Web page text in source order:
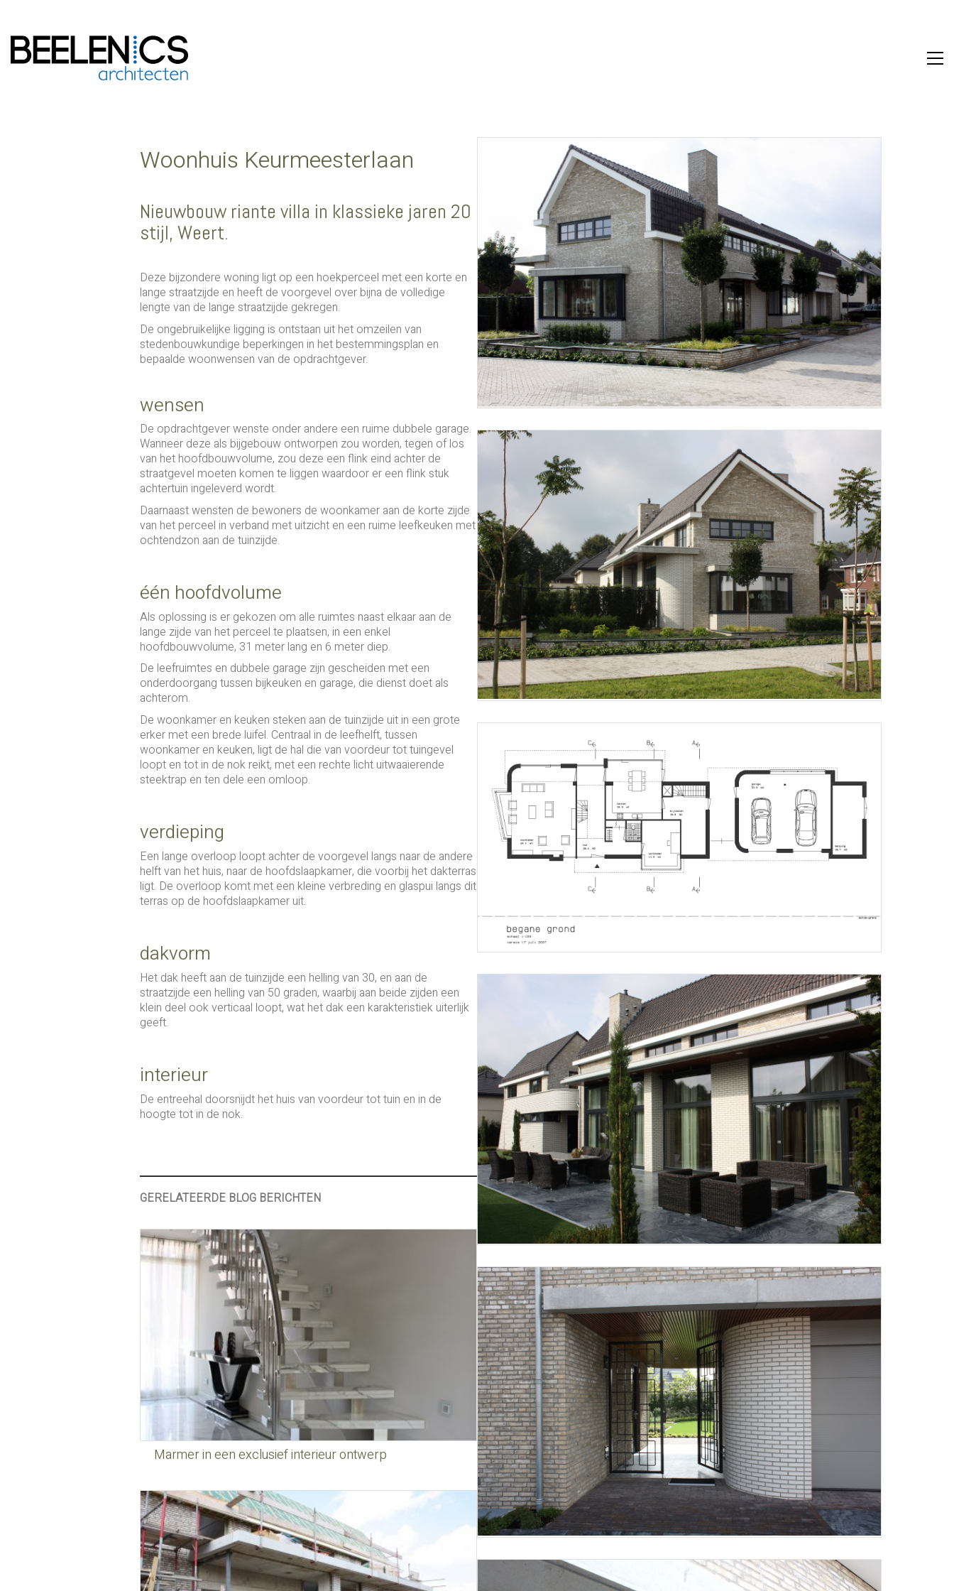
Woonhuis Keurmeesterlaan
Nieuwbouw riante villa in klassieke jaren 20
stijl, Weert.
Deze bijzondere woning ligt op een hoekperceel met een korte en
lange straatzijde en heeft de voorgevel over bijna de volledige
lengte van de lange straatzijde gekregen.
De ongebruikelijke ligging is ontstaan uit het omzeilen van
stedenbouwkundige beperkingen in het bestemmingsplan en
bepaalde woonwensen van de opdrachtgever.
wensen
De opdrachtgever wenste onder andere een ruime dubbele garage.
Wanneer deze als bijgebouw ontworpen zou worden, tegen of los
van het hoofdbouwvolume, zou deze een flink eind achter de
straatgevel moeten komen te liggen waardoor er een flink stuk
achtertuin ingeleverd wordt.
Daarnaast wensten de bewoners de woonkamer aan de korte zijde
van het perceel in verband met uitzicht en een ruime leefkeuken met
ochtendzon aan de tuinzijde.
één hoofdvolume
Als oplossing is er gekozen om alle ruimtes naast elkaar aan de
lange zijde van het perceel te plaatsen, in een enkel
hoofdbouwvolume, 31 meter lang en 6 meter diep.
De leefruimtes en dubbele garage zijn gescheiden met een
onderdoorgang tussen bijkeuken en garage, die dienst doet als
achterom.
De woonkamer en keuken steken aan de tuinzijde uit in een grote
erker met een brede luifel. Centraal in de leefhelft, tussen
woonkamer en keuken, ligt de hal die van voordeur tot tuingevel
loopt en tot in de nok reikt, met een rechte licht uitwaaierende
steektrap en ten dele een omloop.
verdieping
Een lange overloop loopt achter de voorgevel langs naar de andere
helft van het huis, naar de hoofdslaapkamer, die voorbij het dakterras
ligt. De overloop komt met een kleine verbreding en glaspui langs dit
terras op de hoofdslaapkamer uit.
dakvorm
Het dak heeft aan de tuinzijde een helling van 30, en aan de
straatzijde een helling van 50 graden, waarbij aan beide zijden een
klein deel ook verticaal loopt, wat het dak een karakteristiek uiterlijk
geeft.
interieur
De entreehal doorsnijdt het huis van voordeur tot tuin en in de
hoogte tot in de nok.
GERELATEERDE BLOG BERICHTEN
Marmer in een exclusief interieur ontwerp